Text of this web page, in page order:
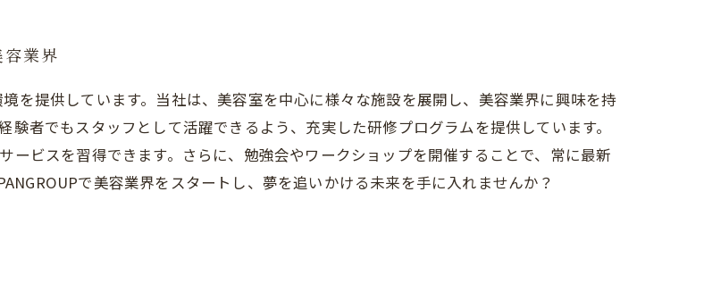
業界
を提供しています。当社は、美容室を中心に様々な施設を展開し、美容業界に興味を持
者でもスタッフとして活躍できるよう、充実した研修プログラムを提供しています。
ービスを習得できます。さらに、勉強会やワークショップを開催することで、常に最新
で美容業界をスタートし、夢を追いかける未来を手に入れませんか？